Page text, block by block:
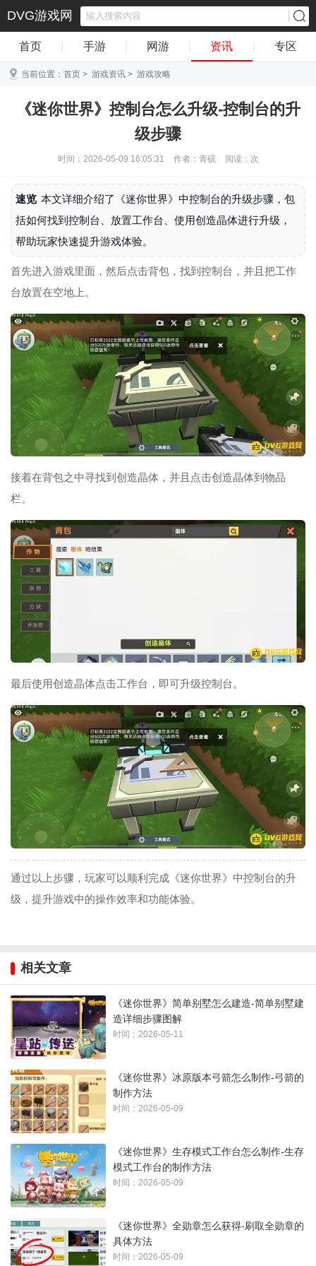
DVG游戏网
首页 手游 网游 资讯 专区
当前位置： 首页 > 游戏资讯 > 游戏攻略
《迷你世界》控制台怎么升级-控制台的升
级步骤
时间：2026-05-09 16:05:31 作者：青砚 阅读： 次
速览 本文详细介绍了《迷你世界》中控制台的升级步骤，包
括如何找到控制台、放置工作台、使用创造晶体进行升级，
帮助玩家快速提升游戏体验。
首先进入游戏里面，然后点击背包，找到控制台，并且把工作
台放置在空地上。
接着在背包之中寻找到创造晶体，并且点击创造晶体到物品
栏。
最后使用创造晶体点击工作台，即可升级控制台。
通过以上步骤，玩家可以顺利完成《迷你世界》中控制台的升
级，提升游戏中的操作效率和功能体验。
相关文章
《迷你世界》简单别墅怎么建造-简单别墅建
造详细步骤图解
时间：2026-05-11
《迷你世界》冰原版本弓箭怎么制作-弓箭的
制作方法
时间：2026-05-09
《迷你世界》生存模式工作台怎么制作-生存
模式工作台的制作方法
时间：2026-05-09
《迷你世界》全勋章怎么获得-刷取全勋章的
具体方法
时间：2026-05-09